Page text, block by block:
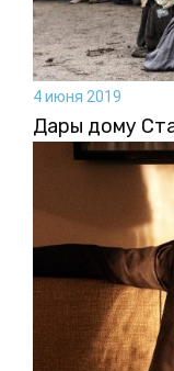
4 июня 2019
Дары дому